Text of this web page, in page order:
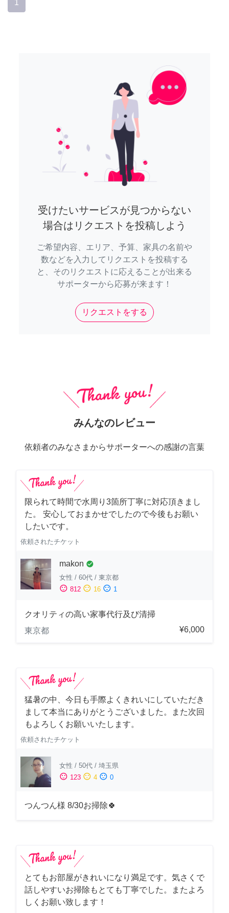
1
受けたいサービスが見つからない
場合はリクエストを投稿しよう
ご希望内容、エリア、予算、家具の名前や
数などを入力してリクエストを投稿する
と、そのリクエストに応えることが出来る
サポーターから応募が来ます！
リクエストをする
みんなのレビュー
依頼者のみなさまからサポーターへの感謝の言葉
限られて時間で水周り3箇所丁寧に対応頂きまし
た。 安心しておまかせでしたので今後もお願い
したいです。
依頼されたチケット
makon check_circle
女性 / 60代 / 東京都
sentiment_satisfied 812 sentiment_neutral 16 sentiment_dissatisfied 1
クオリティの高い家事代行及び清掃
東京都
¥6,000
猛暑の中、今日も手際よくきれいにしていただき
まして本当にありがとうございました。また次回
もよろしくお願いいたします。
依頼されたチケット
女性 / 50代 / 埼玉県
sentiment_satisfied 123 sentiment_neutral 4 sentiment_dissatisfied 0
つんつん様 8/30お掃除🍀
とてもお部屋がきれいになり満足です。気さくで
話しやすいお掃除もとても丁寧でした。またよろ
しくお願い致します！